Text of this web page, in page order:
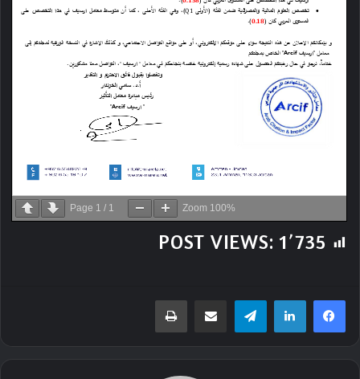
Page 1 / 1 Zoom 100%
POST VIEWS: 1٬735
تيلقرام مشاركة عبر البريد طباعة